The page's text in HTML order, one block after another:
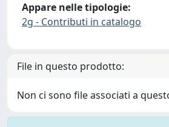
Appare nelle tipologie:
2g - Contributi in catalogo
File in questo prodotto:
Non ci sono file associati a